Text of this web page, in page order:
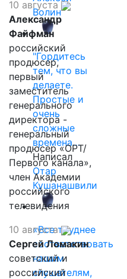
Волин
"Гордитесь
тем, что вы
делаете.
Простые и
очень
сложные
времена…
Написал
Отар
Кушанашвили
«Все труднее
соответствовать
нашим
слушателям,
10 августа
Александр
Файфман
российский
продюсер,
первый
заместитель
генерального
директора -
генеральный
продюсер «ОРТ/
Первого канала»,
член Академии
российского
телевидения
10 августа
Сергей Ломакин
советский и
российский